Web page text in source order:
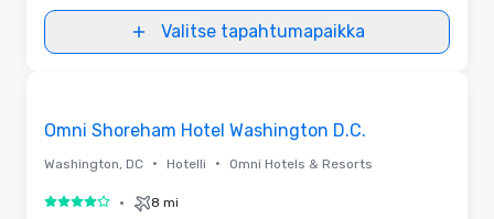
Valitse tapahtumapaikka
Omni Shoreham Hotel Washington D.C.
Washington, DC • Hotelli • Omni Hotels & Resorts
4 / 5 • 8 mi